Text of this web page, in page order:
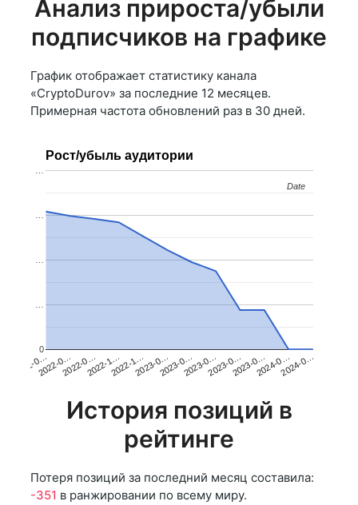
Анализ прироста/убыли
подписчиков на графике
График отображает статистику канала
«CryptoDurov» за последние 12 месяцев.
Примерная частота обновлений раз в 30 дней.
Рост/убыль аудитории
2022-0…2022-0…2022-0…2022-1…2022-1…2023-0…2023-0…2023-0…2023-0…2023-0…2024-0…2024-0…
0
…
…
…
…
Date
Date
История позиций в
рейтинге
Потеря позиций за последний месяц составила:
-351 в ранжировании по всему миру.